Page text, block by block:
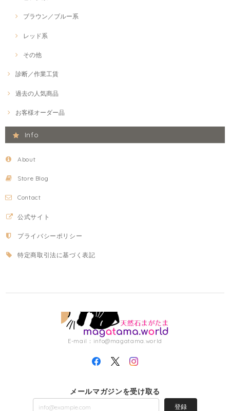
ブラウン／ブルー系
レッド系
その他
診断／作業工賃
過去の人気商品
お客様オーダー品
Info
About
Store Blog
Contact
公式サイト
プライバシーポリシー
特定商取引法に基づく表記
E-mail： info@magatama.world
メールマガジンを受け取る
登録